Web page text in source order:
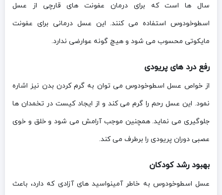
سال ها است که برای درمان عفونت های قارچی از عسل
اسطوخودوس استفاده می کنند. این عسل درمانی برای عفونت
مایکوتی محسوب می شود و هیچ گونه عوارضی ندارد.
رفع درد های پریودی
از خواص عسل اسطوخودوس می توان به گرم کردن بدن نیز اشاره
نمود. این عسل رحم را گرم می کند و از ایجاد کیست در تخمدان ها
جلوگیری می نماید. همچنین موجب آرامش می شود و خلق و خوی
عصبی دوران پریودی را برطرف می کند.
بهبود رشد کودکان
عسل اسطوخودوس به خاطر آمینواسید های آزادی که دارد، باعث